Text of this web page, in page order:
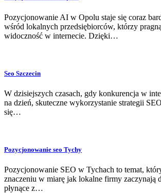
Pozycjonowanie AI w Opolu staje się coraz
wśród lokalnych przedsiębiorców, którzy
widoczność w internecie. Dzięki…
Seo Szczecin
W dzisiejszych czasach, gdy konkurencja w
na dzień, skuteczne wykorzystanie strategii
się…
Pozycjonowanie seo Tychy
Pozycjonowanie SEO w Tychach to temat,
znaczeniu w miarę jak lokalne firmy zaczynają
płynące z…